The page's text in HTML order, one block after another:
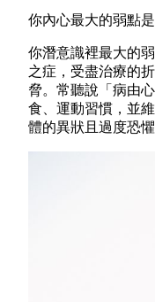
你內心最大的弱點
你潛意識裡最大的
之症，受盡治療的
脅。常聽說「病由
食、運動習慣，並
體的異狀且過度恐